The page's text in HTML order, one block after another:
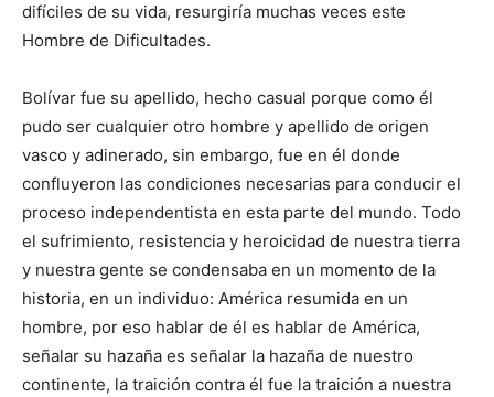
difíciles de su vida, resurgiría muchas veces este
Hombre de Dificultades.
Bolívar fue su apellido, hecho casual porque como él
pudo ser cualquier otro hombre y apellido de origen
vasco y adinerado, sin embargo, fue en él donde
confluyeron las condiciones necesarias para conducir el
proceso independentista en esta parte del mundo. Todo
el sufrimiento, resistencia y heroicidad de nuestra tierra
y nuestra gente se condensaba en un momento de la
historia, en un individuo: América resumida en un
hombre, por eso hablar de él es hablar de América,
señalar su hazaña es señalar la hazaña de nuestro
continente, la traición contra él fue la traición a nuestra